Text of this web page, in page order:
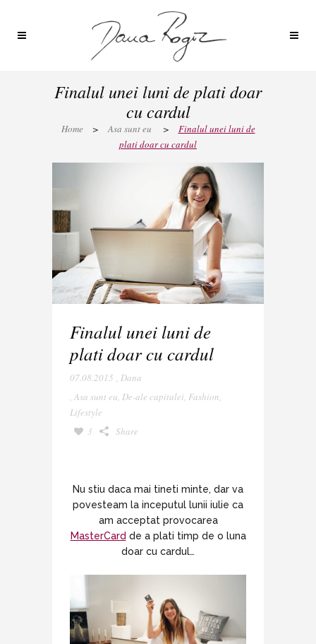
Finalul unei luni de plati doar
cu cardul
Home > Asa sunt eu >
Finalul unei luni de
plati doar cu cardul
Finalul unei luni de
plati doar cu cardul
07.08.2015 , Dana
, Asa sunt eu, De-ale capitalei, Fashion,
Lifestyle
3
Share
Nu stiu daca mai tineti minte, dar va
povesteam la inceputul lunii iulie ca
am acceptat provocarea
MasterCard de a plati timp de o luna
doar cu cardul…